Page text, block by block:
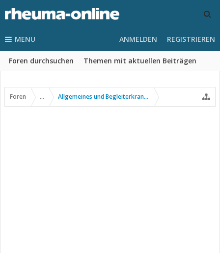
MENU
Foren durchsuchen Themen mit aktuellen Beiträgen
ANMELDEN REGISTRIEREN
Foren ... Allgemeines und Begleiterkrankungen